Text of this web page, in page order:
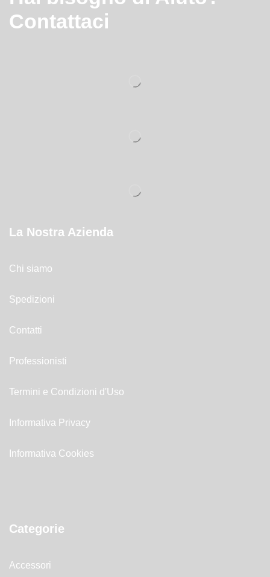
Contattaci
La Nostra Azienda
Chi siamo
Spedizioni
Contatti
Professionisti
Termini e Condizioni d'Uso
Informativa Privacy
Informativa Cookies
Categorie
Accessori